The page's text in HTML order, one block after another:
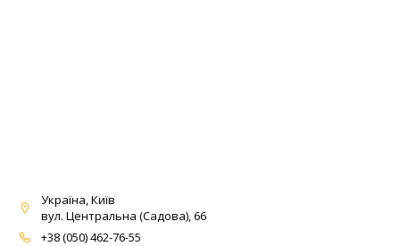
Україна, Київ
вул. Центральна (Садова), 66
+38 (050) 462-76-55